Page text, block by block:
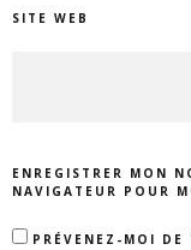
SITE WEB
ENREGISTRER MON
NAVIGATEUR POUR
PRÉVENEZ-MOI DE